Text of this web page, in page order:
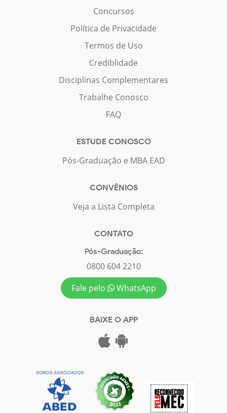
Concursos
Política de Privacidade
Termos de Uso
Crediblidade
Disciplinas Complementares
Trabalhe Conosco
FAQ
ESTUDE CONOSCO
Pós-Graduação e MBA EAD
CONVÊNIOS
Veja a Lista Completa
CONTATO
Pós-Graduação:
0800 604 2210
Fale pelo
WhatsApp
BAIXE O APP